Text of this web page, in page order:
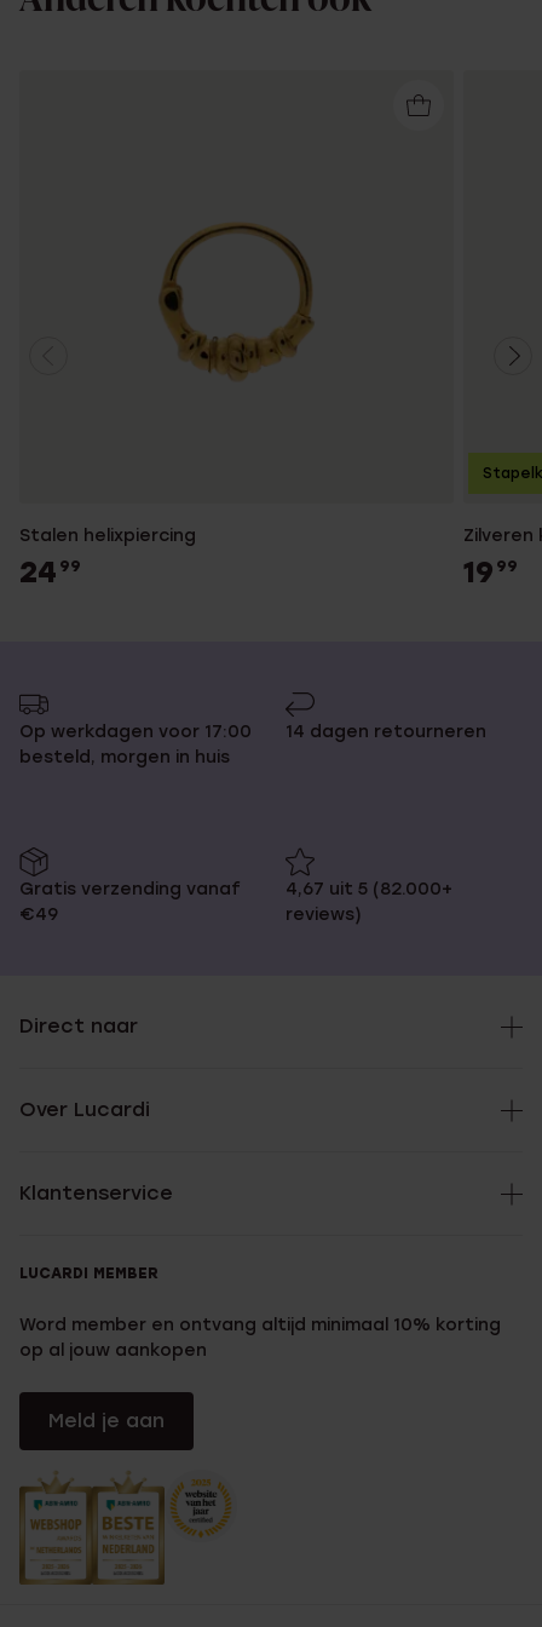
Stalen helixpiercing
24 99
Zilveren
19 99
Op werkdagen voor 17:00
besteld, morgen in huis
14 dagen retourneren
Gratis verzending vanaf
€49
4,67 uit 5 (82.000+
reviews)
Direct naar
Over Lucardi
Klantenservice
LUCARDI MEMBER
Word member en ontvang altijd minimaal 10% korting
op al jouw aankopen
Meld je aan